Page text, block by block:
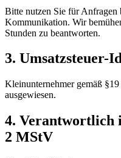
Bitte nutzen Sie für
Kommunikation. Wir
Stunden zu beantworten.
3. Umsatzsteuer-
Kleinunternehmer gemäß
ausgewiesen.
4. Verantwortlich
2 MStV